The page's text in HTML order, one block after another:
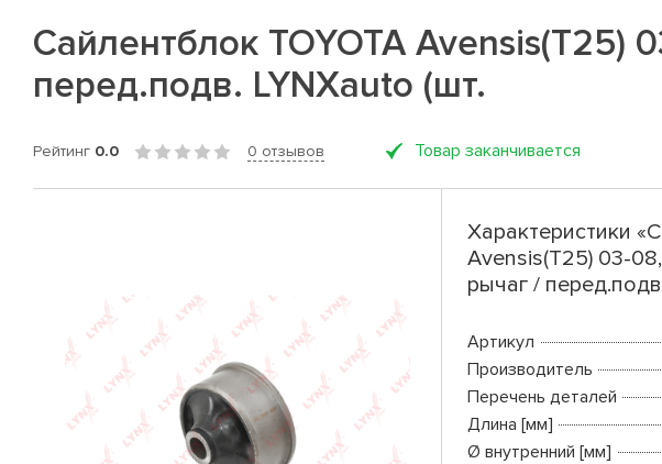
Сайлентблок TOYOTA Avensis(T25)
перед.подв. LYNXauto (шт.
Рейтинг 0.0 0 отзывов Товар заканчивается
Характеристики
Avensis(T25) 03-
рычаг /
Артикул
Производитель
Перечень деталей
Длина [мм]
Ø внутренний [мм]